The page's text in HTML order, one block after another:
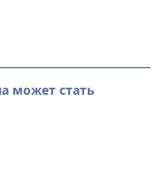
может стать